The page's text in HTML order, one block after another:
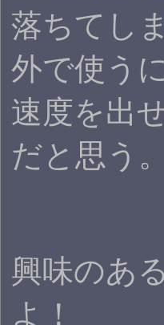
落ちてし
外で使う
速度を出
だと思う。
興味のあ
よ！